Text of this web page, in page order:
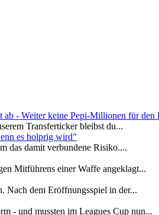
- Weiter keine Pepi-Millionen für den
Transferticker bleibst du...
es holprig wird"
das damit verbundene Risiko....
Mitführens einer Waffe angeklagt...
Nach dem Eröffnungsspiel in der...
- und mussten im Leagues Cup nun...